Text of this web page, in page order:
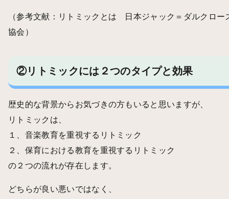
（参考文献： リトミックとは 日本ジャック＝ダルクロー
協会 ）
②リトミックには２つのタイプと効果
歴史的な背景からお気づきの方もいると思いますが、
リトミックは、
１、音楽教育を重視するリトミック
２、保育における教育を重視するリトミック
の２つの流れが存在します。
どちらが良い悪いではなく、